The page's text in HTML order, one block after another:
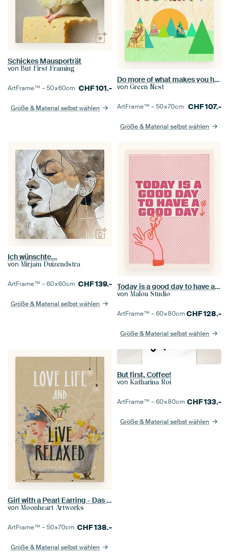
Schickes Mausporträt
von But First Framing
ArtFrame™ –50×60cm CHF101.-
Größe & Material selbst wählen
Do more of what makes you happy
von Green Nest
ArtFrame™ –50×70cm CHF107.-
Größe & Material selbst wählen
Ich wünschte...
von Mirjam Duizendstra
ArtFrame™ –60×60cm CHF139.-
Größe & Material selbst wählen
Today is a good day to have a good day
von Malou Studio
ArtFrame™ –60×80cm CHF128.-
Größe & Material selbst wählen
Girl with a Pearl Earring - Das Leben lieben und entspannt leben
von Moonheart Artworks
ArtFrame™ –50×70cm CHF138.-
Größe & Material selbst wählen
But first, Coffee!
von Katharina Roi
ArtFrame™ –60×80cm CHF133.-
Größe & Material selbst wählen